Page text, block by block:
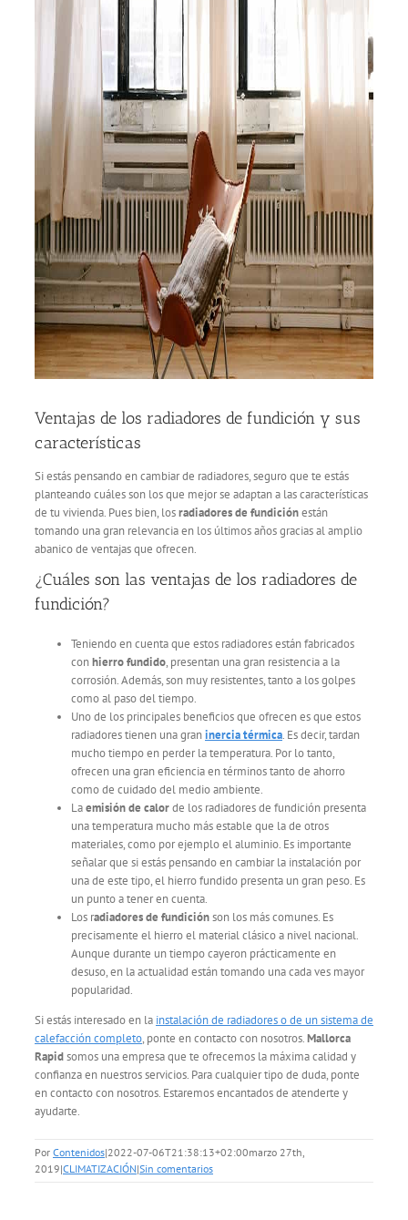
Servicio Técnico
Garantía
Blog
Trabaja con nosotros
Contacto
Ventajas de los radiadores de fundición y sus
características
Si estás pensando en cambiar de radiadores, seguro que te estás
planteando cuáles son los que mejor se adaptan a las características
de tu vivienda. Pues bien, losradiadores de fundiciónestán
tomando una gran relevancia en los últimos años gracias al amplio
abanico de ventajas que ofrecen.
¿Cuáles son las ventajas de los radiadores de
fundición?
Teniendo en cuenta que estos radiadores están fabricados
conhierro fundido, presentan una gran resistencia a la
corrosión. Además, son muy resistentes, tanto a los golpes
como al paso del tiempo.
Uno de los principales beneficios que ofrecen es que estos
radiadores tienen una graninercia térmica. Es decir, tardan
mucho tiempo en perder la temperatura. Por lo tanto,
ofrecen una gran eficiencia en términos tanto de ahorro
como de cuidado del medio ambiente.
Laemisión de calorde los radiadores de fundición presenta
una temperatura mucho más estable que la de otros
materiales, como por ejemplo el aluminio. Es importante
señalar que si estás pensando en cambiar la instalación por
una de este tipo, el hierro fundido presenta un gran peso. Es
un punto a tener en cuenta.
Los radiadores de fundiciónson los más comunes. Es
precisamente el hierro el material clásico a nivel nacional.
Aunque durante un tiempo cayeron prácticamente en
desuso, en la actualidad están tomando una cada ves mayor
popularidad.
Si estás interesado en la instalación de radiadores o de un sistema de
calefacción completo, ponte en contacto con nosotros.Mallorca
Rapidsomos una empresa que te ofrecemos la máxima calidad y
confianza en nuestros servicios. Para cualquier tipo de duda, ponte
en contacto con nosotros. Estaremos encantados de atenderte y
ayudarte.
Por Contenidos|2022-07-06T21:38:13+02:00marzo 27th,
2019|CLIMATIZACIÓN|Sin comentarios